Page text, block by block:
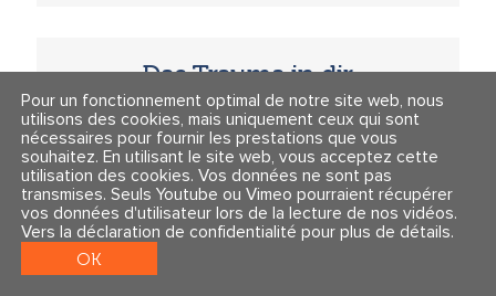
Das Trauma in dir
Pour un fonctionnement optimal de notre site web, nous
utilisons des cookies, mais uniquement ceux qui sont
nécessaires pour fournir les prestations que vous
souhaitez. En utilisant le site web, vous acceptez cette
utilisation des cookies. Vos données ne sont pas
transmises. Seuls Youtube ou Vimeo pourraient récupérer
vos données d'utilisateur lors de la lecture de nos vidéos.
Vers la déclaration de confidentialité pour plus de détails.
OK